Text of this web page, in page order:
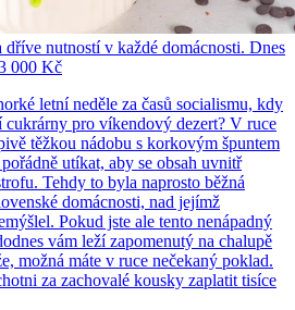
nutností v každé domácnosti. Dnes
000 Kč
letní neděle za časů socialismu, kdy
cukrárny pro víkendový dezert? V ruce
těžkou nádobu s korkovým špuntem
utíkat, aby se obsah uvnitř
Tehdy to byla naprosto běžná
domácnosti, nad jejímž
Pokud jste ale tento nenápadný
vám leží zapomenutý na chalupě
možná máte v ruce nečekaný poklad.
za zachovalé kousky zaplatit tisíce